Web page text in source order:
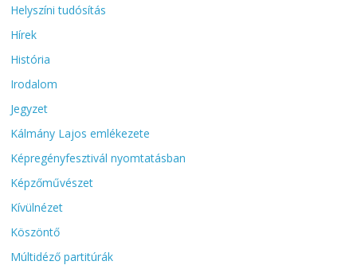
Helyszíni tudósítás
Hírek
História
Irodalom
Jegyzet
Kálmány Lajos emlékezete
Képregényfesztivál nyomtatásban
Képzőművészet
Kívülnézet
Köszöntő
Múltidéző partitúrák